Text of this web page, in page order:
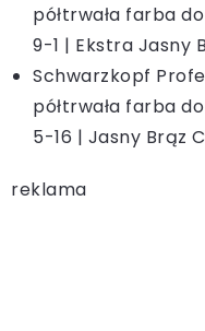
półtrwała farba
9-1 | Ekstra Jasny
Schwarzkopf
półtrwała farba
5-16 | Jasny Brąz
reklama